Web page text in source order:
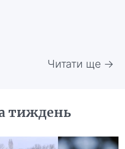
Читати ще →
тиждень